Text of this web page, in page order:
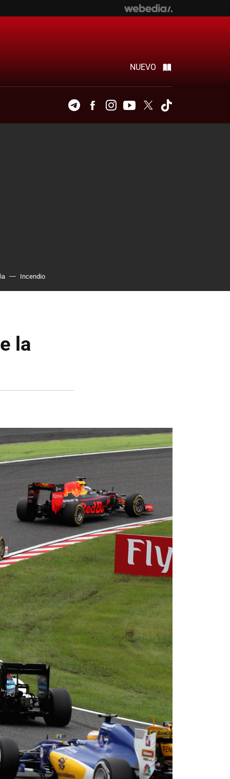
NUEVO
TelegramFacebookInstagramYoutubeTwitter
Incendio
la